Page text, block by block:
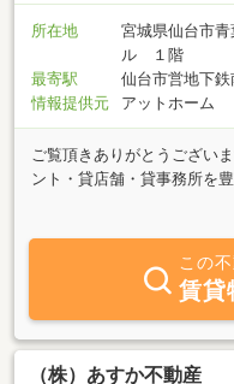
所在地
宮城県仙台市
ル １階
最寄駅
仙台市営地下
情報提供元
アットホーム
ご覧頂きありがとうござい
ント・貸店舗・貸事務所を
開業をご検討されている方
るのか等、当社営業マンが
お伺いもいたしております
足のいける物件をご紹介し
に関するご相談は旭比野へ”
この
賃貸
（株）あすか不動産